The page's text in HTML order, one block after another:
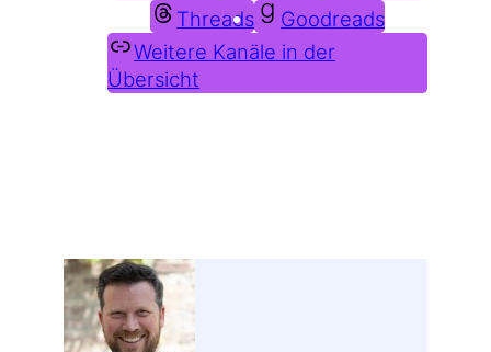
Threads
Goodreads
Weitere Kanäle in der
Übersicht